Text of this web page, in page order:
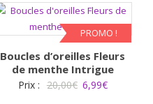
PROMO !
Boucles d’oreilles Fleurs
de menthe Intrigue
Prix : 20,00€ Le
6,99€Le